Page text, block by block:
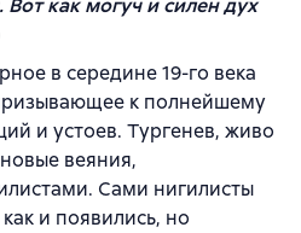
как могуч и силен дух
в середине 19-го века
к полнейшему
и устоев. Тургенев, живо
веяния,
Сами нигилисты
и появились, но